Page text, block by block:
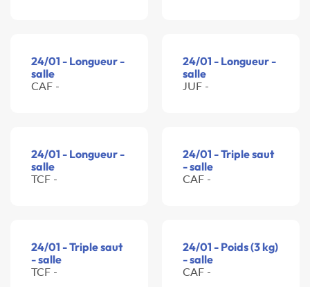
24/01 - Longueur -
salle
CAF -
24/01 - Longueur -
salle
JUF -
24/01 - Longueur -
salle
TCF -
24/01 - Triple saut
- salle
CAF -
24/01 - Triple saut
- salle
TCF -
24/01 - Poids (3 kg)
- salle
CAF -